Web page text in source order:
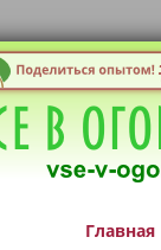
Главная